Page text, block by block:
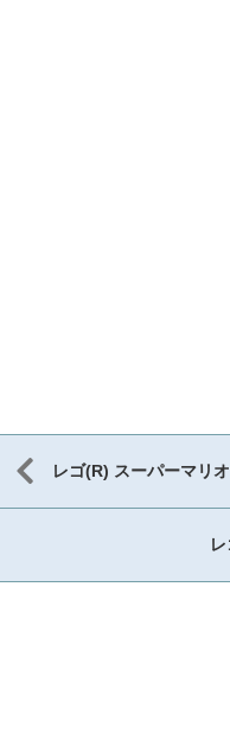
レゴ(R) スーパーマリ